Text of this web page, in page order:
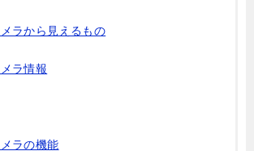
ラから見えるもの
ラ情報
ラの機能